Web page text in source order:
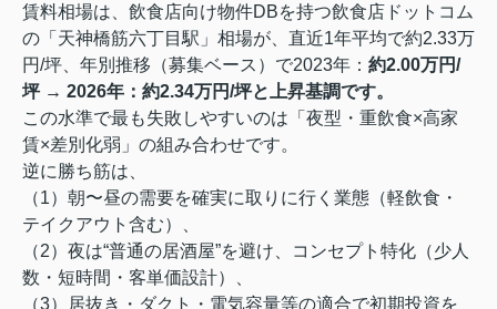
賃料相場は、飲食店向け物件DBを持つ飲食店ドットコム
の「天神橋筋六丁目駅」相場が、直近1年平均で約2.33万
円/坪、年別推移（募集ベース）で2023年： 約2.00万円/
坪 → 2026年：約2.34万円/坪と上昇基調です。
この水準で最も失敗しやすいのは「夜型・重飲食×高家
賃×差別化弱」の組み合わせです。
逆に勝ち筋は、
（1）朝〜昼の需要を確実に取りに行く業態（軽飲食・
テイクアウト含む）、
（2）夜は“普通の居酒屋”を避け、コンセプト特化（少人
数・短時間・客単価設計）、
（3）居抜き・ダクト・電気容量等の適合で初期投資を